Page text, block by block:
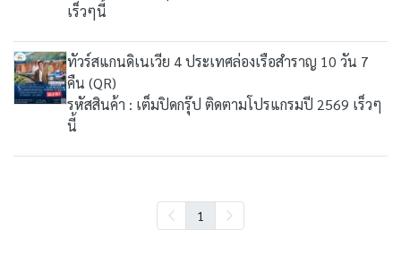
เร็วๆนี้
ทัวร์สแกนดิเนเวีย 4 ประเทศล่องเรือสำราญ 10 วัน 7
คืน (QR)
รหัสสินค้า : เต็มปิดกรุ๊ป ติดตามโปรแกรมปี 2569 เร็วๆ
นี้
1